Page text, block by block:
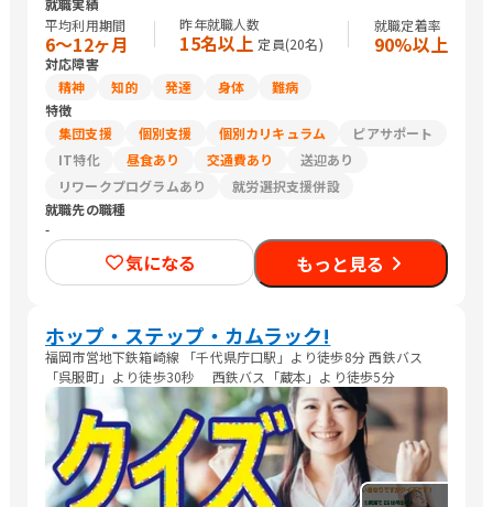
就職実績
平均利用期間
6〜12ヶ月
昨年就職人数
15名以上 定員(20名)
就職定着率
90%以上
対応障害
精神
知的 発達 身体
難病
特徴
集団支援
個別支援 個別カリキュラム
ピアサポート
IT特化
昼食あり 交通費あり
送迎あり
リワークプログラムあり
就労選択支援併設
就職先の職種
-
気になる もっと見る
ホップ・ステップ・カムラック!
福岡市営地下鉄箱崎線 「千代県庁口駅」より徒歩8分 西鉄バス
「呉服町」より徒歩30秒 西鉄バス「蔵本」より徒歩5分